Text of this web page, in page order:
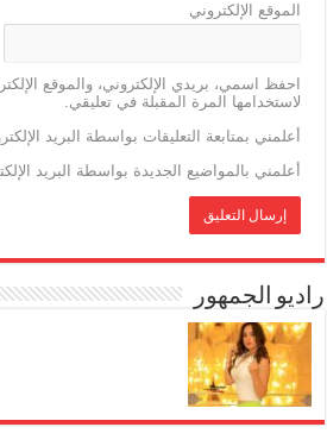
الموقع الإلكتروني
احفظ اسمي، بريدي الإلكتروني، والموقع
لاستخدامها المرة المقبلة في تعليقي.
أعلمني بمتابعة التعليقات بواسطة البريد
أعلمني بالمواضيع الجديدة بواسطة البريد
راديو الجمهور